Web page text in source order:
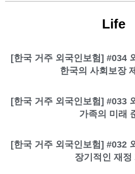
Life
[한국 거주 외국인보험] #034
한국의 사회보장
[한국 거주 외국인보험] #033
가족의 미래
[한국 거주 외국인보험] #032
장기적인 재정